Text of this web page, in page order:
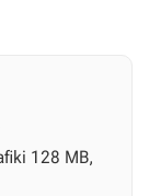
128 MB,